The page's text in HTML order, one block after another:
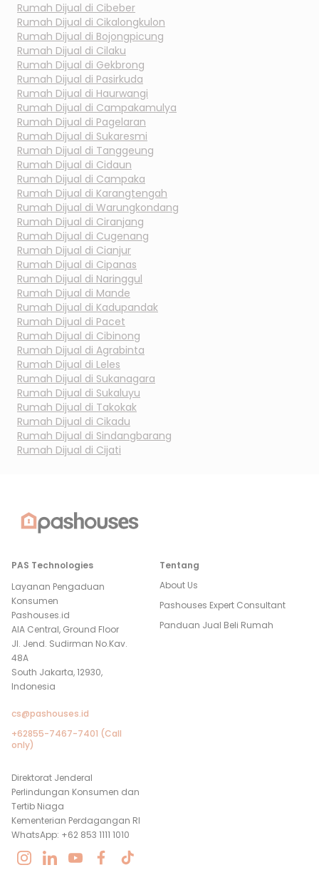
Rumah Dijual di Cibeber
Rumah Dijual di Cikalongkulon
Rumah Dijual di Bojongpicung
Rumah Dijual di Cilaku
Rumah Dijual di Gekbrong
Rumah Dijual di Pasirkuda
Rumah Dijual di Haurwangi
Rumah Dijual di Campakamulya
Rumah Dijual di Pagelaran
Rumah Dijual di Sukaresmi
Rumah Dijual di Tanggeung
Rumah Dijual di Cidaun
Rumah Dijual di Campaka
Rumah Dijual di Karangtengah
Rumah Dijual di Warungkondang
Rumah Dijual di Ciranjang
Rumah Dijual di Cugenang
Rumah Dijual di Cianjur
Rumah Dijual di Cipanas
Rumah Dijual di Naringgul
Rumah Dijual di Mande
Rumah Dijual di Kadupandak
Rumah Dijual di Pacet
Rumah Dijual di Cibinong
Rumah Dijual di Agrabinta
Rumah Dijual di Leles
Rumah Dijual di Sukanagara
Rumah Dijual di Sukaluyu
Rumah Dijual di Takokak
Rumah Dijual di Cikadu
Rumah Dijual di Sindangbarang
Rumah Dijual di Cijati
PAS Technologies
Layanan Pengaduan
Konsumen
Pashouses.id
AIA Central, Ground Floor
Jl. Jend. Sudirman No.Kav.
48A
South Jakarta, 12930,
Indonesia
cs@pashouses.id
+62855-7467-7401 (Call
only)
Direktorat Jenderal
Perlindungan Konsumen dan
Tertib Niaga
Kementerian Perdagangan RI
WhatsApp: +62 853 1111 1010
Tentang
About Us
Pashouses Expert Consultant
Panduan Jual Beli Rumah